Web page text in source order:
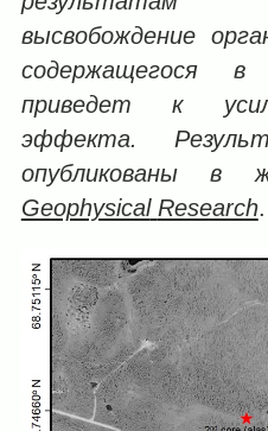
высвобождение
содержащегося в
приведет к
эффекта.
опубликованы в
Geophysical Research.